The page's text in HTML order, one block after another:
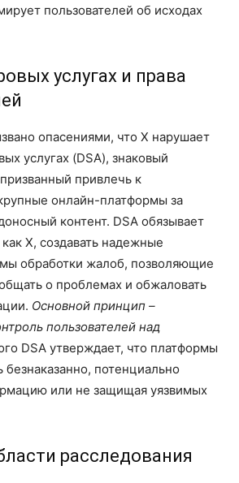
пользователей об исходах
услугах и права
опасениями, что X нарушает
услугах (DSA), знаковый
привлечь к
онлайн-платформы за
контент. DSA обязывает
X, создавать надежные
обработки жалоб, позволяющие
о проблемах и обжаловать
Основной принцип –
пользователей над
DSA утверждает, что платформы
безнаказанно, потенциально
или не защищая уязвимых
расследования